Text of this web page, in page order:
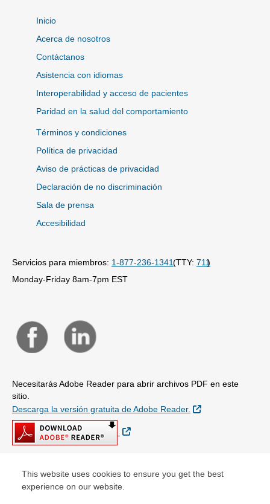
This website uses cookies to ensure you get the best
experience on our website.
Inicio
Acerca de nosotros
Contáctanos
Asistencia con idiomas
Interoperabilidad y acceso de pacientes
Paridad en la salud del comportamiento
Términos y condiciones
Política de privacidad
Aviso de prácticas de privacidad
Declaración de no discriminación
Sala de prensa
Accesibilidad
Servicios para miembros: 1-877-236-1341(TTY: 711)
Monday-Friday 8am-7pm EST
Necesitarás Adobe Reader para abrir archivos PDF en este
sitio.
Descarga la versión gratuita de Adobe Reader.
Sitio Externo
Sitio Externo
© Copyright 2026